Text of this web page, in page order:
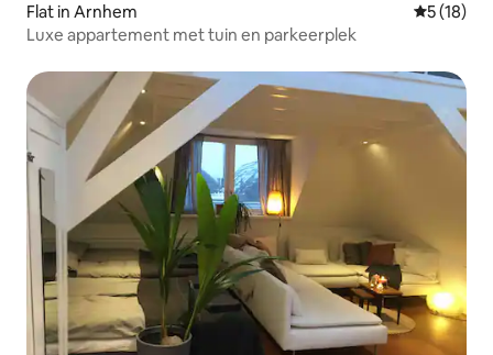
Flat in Arnhem
5 (18)
Luxe appartement met tuin en parkeerplek